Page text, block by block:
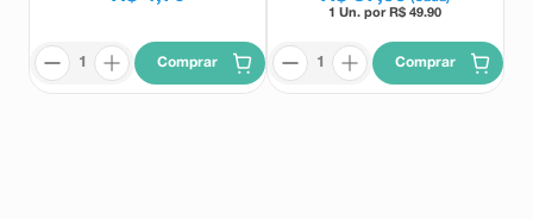
Comprar
1 Un. por R$49.90
Comprar